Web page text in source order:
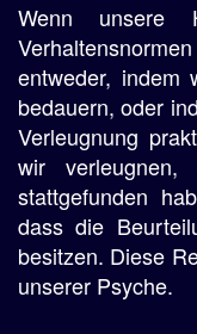
Wenn unsere
entweder, indem
bedauern, oder
Verleugnung
wir verleugnen,
stattgefunden
dass die
besitzen. Diese
unserer Psyche.